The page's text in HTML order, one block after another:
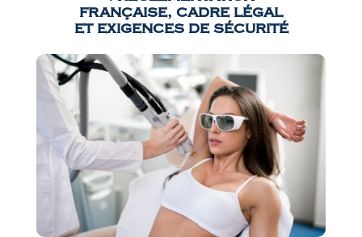
française, cadre légal
et exigences de sécurité